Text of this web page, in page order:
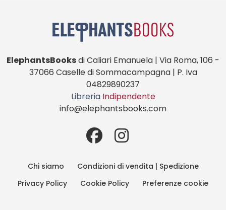
ElephantsBooksdi Caliari Emanuela | Via Roma, 106 -
37066 Caselle di Sommacampagna | P. Iva
04829890237
Libreria Indipendente
info@elephantsbooks.com
Chi siamo
Condizioni di vendita | Spedizione
Privacy Policy
Cookie Policy Preferenze cookie